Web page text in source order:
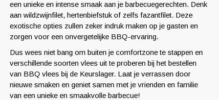
een unieke en intense smaak aan je barbecuegerechten. Denk
aan wildzwijnfilet, hertenbiefstuk of zelfs fazantfilet. Deze
exotische opties zullen zeker indruk maken op je gasten en
zorgen voor een onvergetelijke BBQ-ervaring.
Dus wees niet bang om buiten je comfortzone te stappen en
verschillende soorten vlees uit te proberen bij het bestellen
van BBQ vlees bij de Keurslager. Laat je verrassen door
nieuwe smaken en geniet samen met je vrienden en familie
van een unieke en smaakvolle barbecue!